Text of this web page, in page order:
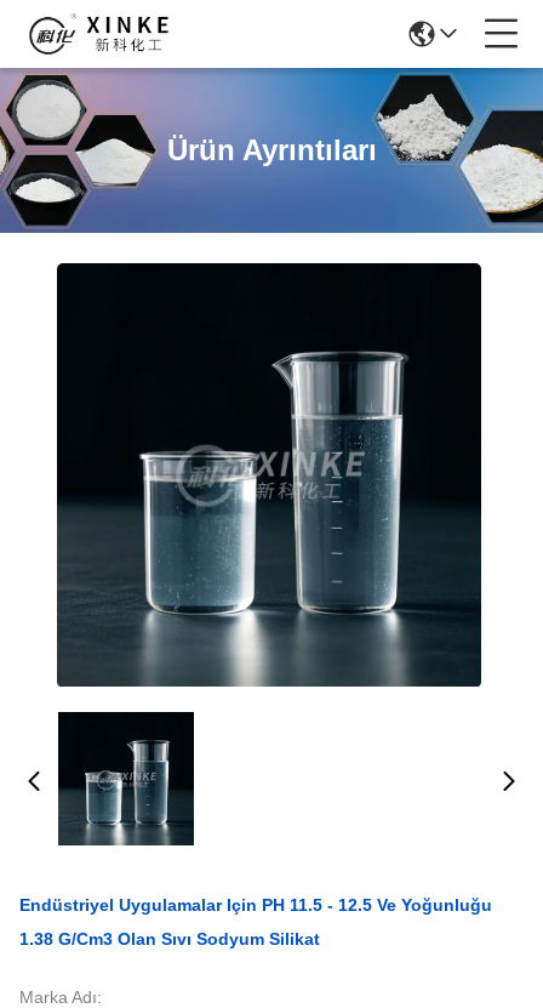
Ürün Ayrıntıları
Endüstriyel Uygulamalar Için PH 11.5 - 12.5 Ve Yoğunluğu
1.38 G/cm3 Olan Sıvı Sodyum Silikat
Marka Adı: